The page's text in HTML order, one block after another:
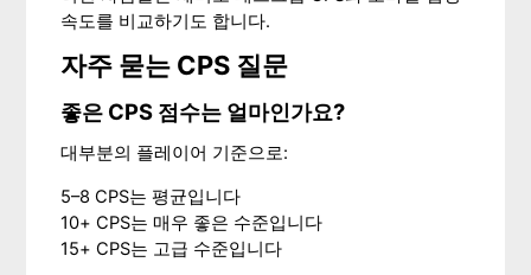
속도를 비교하기도 합니다.
자주 묻는 CPS 질문
좋은 CPS 점수는 얼마인가요?
대부분의 플레이어 기준으로:
5–8 CPS는 평균입니다
10+ CPS는 매우 좋은 수준입니다
15+ CPS는 고급 수준입니다